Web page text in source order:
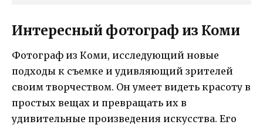
Интересный фотограф из Коми
Фотограф из Коми, исследующий новые
подходы к съемке и удивляющий зрителей
своим творчеством. Он умеет видеть красоту в
простых вещах и превращать их в
удивительные произведения искусства. Его